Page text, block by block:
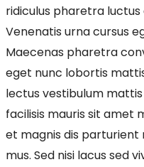
ridiculus pharetra luctus
Venenatis urna cursus
Maecenas pharetra
eget nunc lobortis
lectus vestibulum
facilisis mauris sit amet
et magnis dis parturient
mus. Sed nisi lacus sed